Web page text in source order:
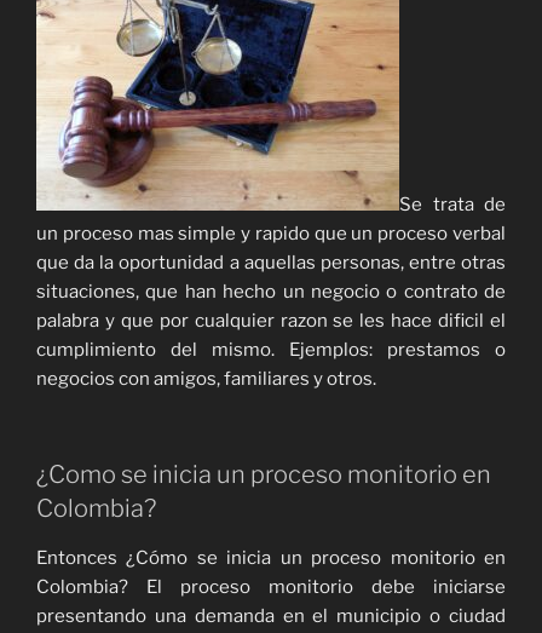
Se trata de
un proceso mas simple y rapido que un proceso verbal
que da la oportunidad a aquellas personas, entre otras
situaciones, que han hecho un negocio o contrato de
palabra y que por cualquier razon se les hace dificil el
cumplimiento del mismo. Ejemplos: prestamos o
negocios con amigos, familiares y otros.
¿Como se inicia un proceso monitorio en
Colombia?
Entonces ¿Cómo se inicia un proceso monitorio en
Colombia? El proceso monitorio debe iniciarse
presentando una demanda en el municipio o ciudad